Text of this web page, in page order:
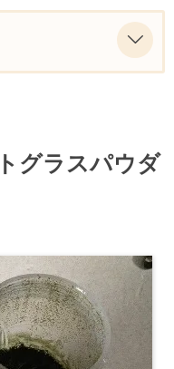
ィートグラス青
グラスパウダ